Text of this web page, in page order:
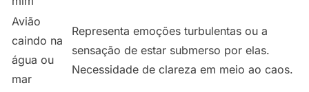
Avião
caindo na
água ou
mar
Representa emoções turbulentas ou a
sensação de estar submerso por elas.
Necessidade de clareza em meio ao caos.